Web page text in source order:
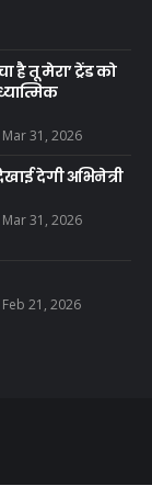
है तू मेरा’ ट्रेंड को
Mar 31, 2026
देगी अभिनेत्री
Mar 31, 2026
Feb 21, 2026